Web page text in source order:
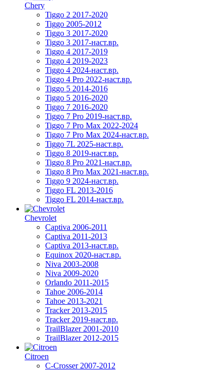
Chery
Tiggo 2 2017-2020
Tiggo 2005-2012
Tiggo 3 2017-2020
Tiggo 3 2017-наст.вр.
Tiggo 4 2017-2019
Tiggo 4 2019-2023
Tiggo 4 2024-наст.вр.
Tiggo 4 Pro 2022-наст.вр.
Tiggo 5 2014-2016
Tiggo 5 2016-2020
Tiggo 7 2016-2020
Tiggo 7 Pro 2019-наст.вр.
Tiggo 7 Pro Max 2022-2024
Tiggo 7 Pro Max 2024-наст.вр.
Tiggo 7L 2025-наст.вр.
Tiggo 8 2019-наст.вр.
Tiggo 8 Pro 2021-наст.вр.
Tiggo 8 Pro Max 2021-наст.вр.
Tiggo 9 2024-наст.вр.
Tiggo FL 2013-2016
Tiggo FL 2014-наст.вр.
Chevrolet
Captiva 2006-2011
Captiva 2011-2013
Captiva 2013-наст.вр.
Equinox 2020-наст.вр.
Niva 2003-2008
Niva 2009-2020
Orlando 2011-2015
Tahoe 2006-2014
Tahoe 2013-2021
Tracker 2013-2015
Tracker 2019-наст.вр.
TrailBlazer 2001-2010
TrailBlazer 2012-2015
Citroen
C-Crosser 2007-2012